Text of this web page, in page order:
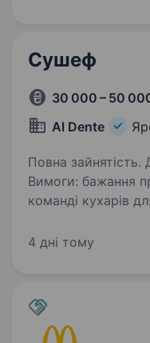
Сушеф
30 000 – 50
Al Dente
Повна зайнятість.
Вимоги: бажання
команді кухарів
повний день Обов’язки: робота на кухні
4 дні тому